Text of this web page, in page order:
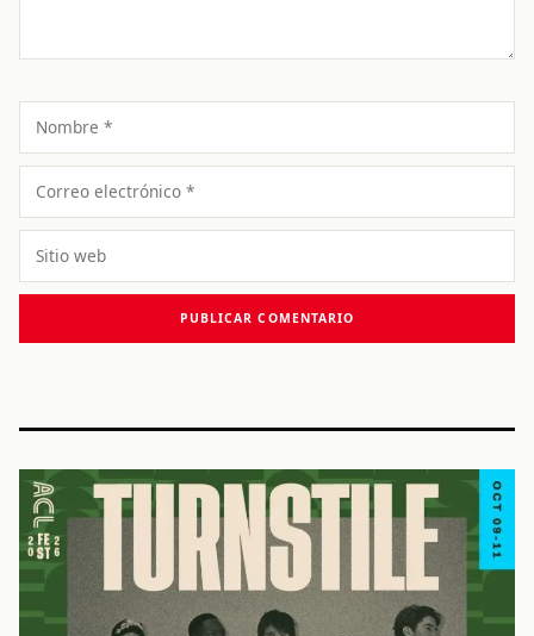
Nombre
Correo
electrónico
Sitio
web